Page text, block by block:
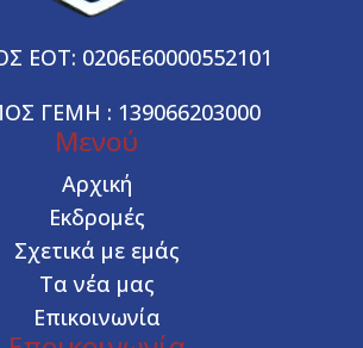
ΕΟΤ: 0206E60000552101
ΓΕΜΗ : 139066203000
Μενού
Αρχική
Εκδρομές
Σχετικά με εμάς
Τα νέα μας
Επικοινωνία